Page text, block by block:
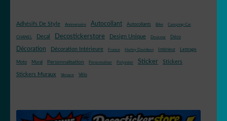
Adhésifs De Style Anniversaire Autocollant Autocollants Bike Camping-Car
CHANEL Decal Decostickerstore Design Unique Douceur Déco
Décoration Décoration Intérieure France Harley Davidson Intérieur Lettrage
Moto Mural Personnalisation Personnaliser Polyester Sticker Stickers
Stickers Muraux Versace Vélo